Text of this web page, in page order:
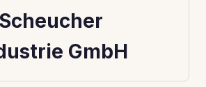
Scheucher
GmbH